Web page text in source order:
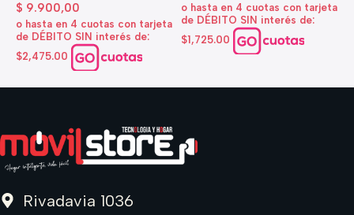
$ 9.900,00
o hasta en 4 cuotas con tarjeta
de DÉBITO SIN interés de:
$2,475.00
o hasta en 4 cuotas con tarjeta
de DÉBITO SIN interés de:
$1,725.00
Rivadavia 1036